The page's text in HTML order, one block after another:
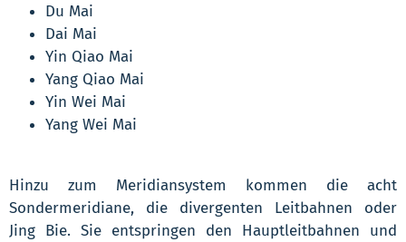
Du Mai
Dai Mai
Yin Qiao Mai
Yang Qiao Mai
Yin Wei Mai
Yang Wei Mai
Hinzu zum Meridiansystem kommen die acht
Sondermeridiane, die divergenten Leitbahnen oder
Jing Bie. Sie entspringen den Hauptleitbahnen und